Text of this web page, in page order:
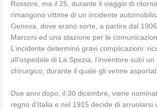
Rossore, ma il 25, durante il viaggio di
rimangono vittime di un incidente
Genova, dove erano sorte, a partire dal
Marconi ed una stazione per le
L’incidente determinò gravi complicazioni:
all’ospedale di La Spezia, l’inventore subì
chirurgico, durante il quale gli venne
Due anni dopo, il 30 dicembre, viene
regno d’Italia e nel 1915 decide di arruolarsi